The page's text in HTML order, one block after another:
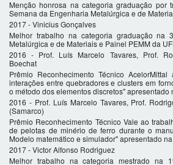
Menção honrosa na categoria graduação por
Semana da Engenharia Metalúrgica e de
2017 - Vinicius Gonçalves
Melhor trabalho na categoria graduação na
Metalúrgica e de Materiais e Painel PEMM da
2016 - Prof. Luís Marcelo Tavares, Prof.
Boechat
Prêmio Reconhecimento Técnico
interações entre quebradores e clusters em
o método dos elementos discretos" apresentado
2016 - Prof. Luís Marcelo Tavares, Prof.
(Samarco)
Prêmio Reconhecimento Técnico Vale ao
de pelotas de minério de ferro durante o
Modelo matemático e simulador" apresentado
2017 - Victor Alfonso Rodriguez
Melhor trabalho na categoria mestrado na